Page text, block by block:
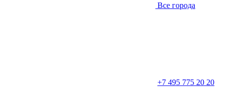
Все города
+7 495 775 20 20